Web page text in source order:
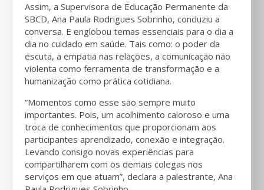
Assim, a Supervisora de Educação Permanente da
SBCD, Ana Paula Rodrigues Sobrinho, conduziu a
conversa. E englobou temas essenciais para o dia a
dia no cuidado em saúde. Tais como: o poder da
escuta, a empatia nas relações, a comunicação não
violenta como ferramenta de transformação e a
humanização como prática cotidiana.
“Momentos como esse são sempre muito
importantes. Pois, um acolhimento caloroso e uma
troca de conhecimentos que proporcionam aos
participantes aprendizado, conexão e integração.
Levando consigo novas experiências para
compartilharem com os demais colegas nos
serviços em que atuam”, declara a palestrante, Ana